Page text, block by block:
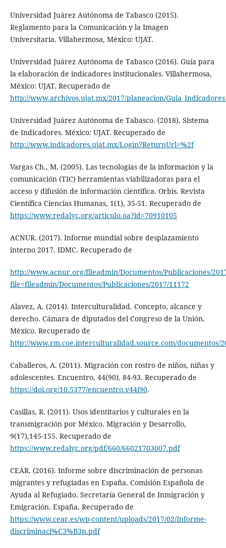
Universidad Juárez Autónoma de Tabasco (2015).
Reglamento para la Comunicación y la Imagen
Universitaria. Villahermosa, México: UJAT.
Universidad Juárez Autónoma de Tabasco (2016). Guía para
la elaboración de indicadores institucionales. Villahermosa,
México: UJAT. Recuperado de
http://www.archivos.ujat.mx/2017/planeacion/
Universidad Juárez Autónoma de Tabasco. (2018). Sistema
de Indicadores. México: UJAT. Recuperado de
http://www.indicadores.ujat.mx/Login?ReturnUrl=%2f
Vargas Ch., M. (2005). Las tecnologías de la información y la
comunicación (TIC) herramientas viabilizadoras para el
acceso y difusión de información científica. Orbis. Revista
Científica Ciencias Humanas, 1(1), 35-51. Recuperado de
https://www.redalyc.org/articulo.oa?id=70910105
ACNUR. (2017). Informe mundial sobre desplazamiento
interno 2017. IDMC. Recuperado de
http://www.acnur.org/fileadmin/Documentos/Publicaciones/
file=fileadmin/Documentos/Publicaciones/2017/11172
Alavez, A. (2014). Interculturalidad. Concepto, alcance y
derecho. Cámara de diputados del Congreso de la Unión.
México. Recuperado de
http://www.rm.coe.interculturalidad.source.com/documentos/
Caballeros, A. (2011). Migración con rostro de niños, niñas y
adolescentes. Encuentro, 44(90), 84-93. Recuperado de
https://doi.org/10.5377/encuentro.v44i90.
Casillas, R. (2011). Usos identitarios y culturales en la
transmigración por México. Migración y Desarrollo,
9(17),145-155. Recuperado de
https://www.redalyc.org/pdf/660/66021703007.pdf
CEAR. (2016). Informe sobre discriminación de personas
migrantes y refugiadas en España. Comisión Española de
Ayuda al Refugiado. Secretaría General de Inmigración y
Emigración. España. Recuperado de
https://www.cear.es/wp-content/uploads/2017/02/Informe-
discriminaci%C3%B3n.pdf